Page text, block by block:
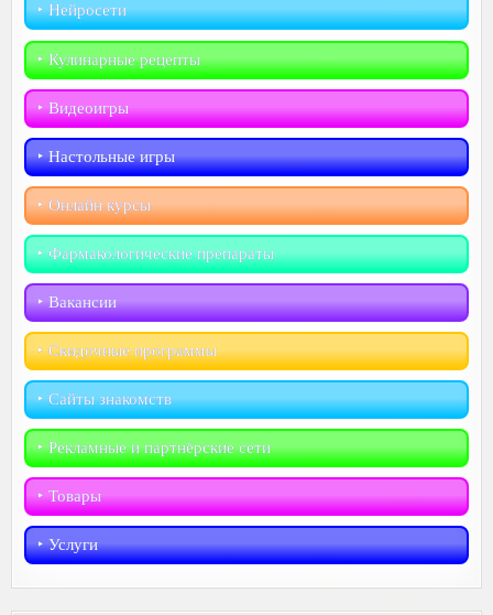
‣︎ Нейросети
‣︎ Кулинарные рецепты
‣︎ Видеоигры
‣︎ Настольные игры
‣︎ Онлайн курсы
‣︎ Фармакологические препараты
‣︎ Вакансии
‣︎ Скидочные программы
‣︎ Сайты знакомств
‣︎ Рекламные и партнёрские сети
‣︎ Товары
‣︎ Услуги